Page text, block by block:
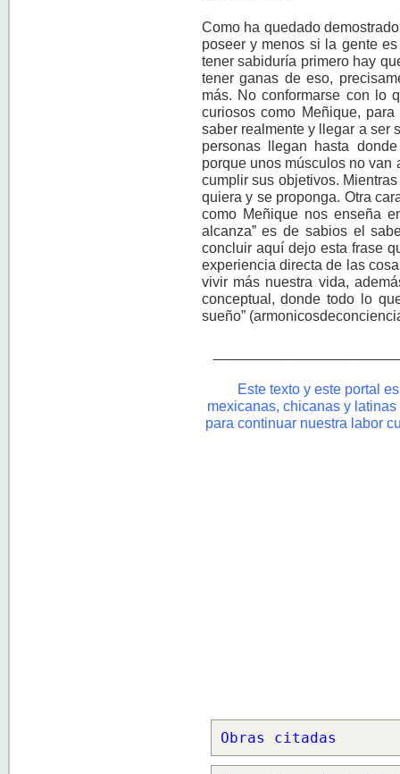
Como ha quedado
poseer y menos si la gente
tener sabiduría primero hay
tener ganas de eso,
más. No conformarse con lo
curiosos como Meñique,
saber realmente y llegar a ser
personas llegan hasta
porque unos músculos no
cumplir sus objetivos.
quiera y se proponga. Otra
como Meñique nos enseña
alcanza” es de sabios el
concluir aquí dejo esta frase
experiencia directa de las
vivir más nuestra vida,
conceptual, donde todo lo
sueño”
Este texto y este portal
mexicanas, chicanas y
para continuar nuestra labor
Obras citadas